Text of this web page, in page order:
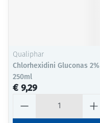
Qualiphar
Chlorhexidini Gluconas 2%
250ml
€ 9,29